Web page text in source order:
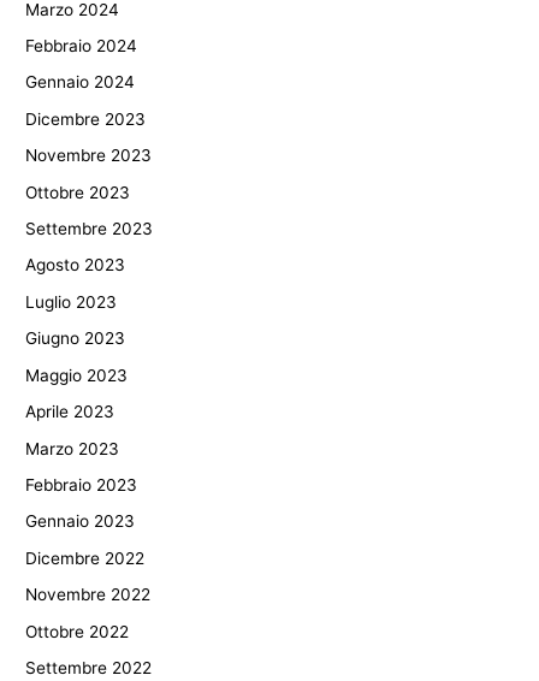
Marzo 2024
Febbraio 2024
Gennaio 2024
Dicembre 2023
Novembre 2023
Ottobre 2023
Settembre 2023
Agosto 2023
Luglio 2023
Giugno 2023
Maggio 2023
Aprile 2023
Marzo 2023
Febbraio 2023
Gennaio 2023
Dicembre 2022
Novembre 2022
Ottobre 2022
Settembre 2022